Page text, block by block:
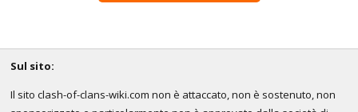
Sul sito:
Il sito clash-of-clans-wiki.com non è attaccato, non è sostenuto, non